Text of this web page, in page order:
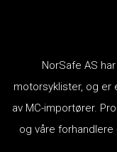
NorSafe AS
motorsyklister, og er
av MC-importører.
og våre